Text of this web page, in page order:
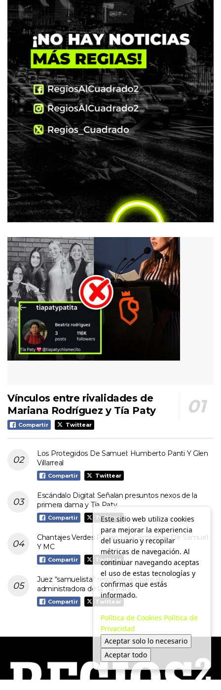
Vínculos entre rivalidades de
Mariana Rodríguez y Tía Paty
Compartir Twittear
Los Protegidos De Samuel: Humberto Panti Y Glen
Villarreal
Compartir Twittear
Escándalo Digital: Señalan presuntos nexos de la
primera dama y Tía Paty
Compartir Twittear
Chantajes Verdes Pagan Las Campañas De Samuel
Y MC
Compartir Twittear
Juez “samuelista” resolverá amparo de
administradora de la Tía Paty
Compartir Twittear
Este sitio web utiliza cookies
para mejorar la experiencia
del usuario y recopilar
métricas de navegación. Al
continuar navegando aceptas
el uso de estas tecnologías y
confirmas que estás
informado.
Política de Cookies Política de
Privacidad
Aceptar solo lo necesario
Aceptar todo